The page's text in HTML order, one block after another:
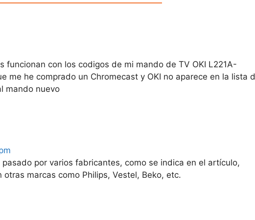
funcionan con los codigos de mi mando de TV OKI L221A-
me he comprado un Chromecast y OKI no aparece en la lista
mando nuevo
pasado por varios fabricantes, como se indica en el artículo,
marcas como Philips, Vestel, Beko, etc.